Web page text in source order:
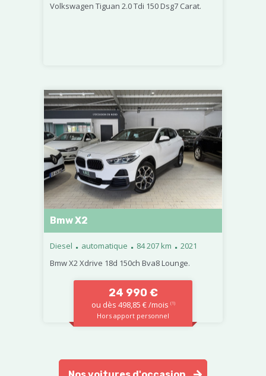
Volkswagen Tiguan 2.0 Tdi 150 Dsg7 Carat.
Bmw X2
Diesel . automatique . 84 207 km . 2021
Bmw X2 Xdrive 18d 150ch Bva8 Lounge.
24 990 €
ou dès 498,85 € /mois (1)
Hors apport personnel